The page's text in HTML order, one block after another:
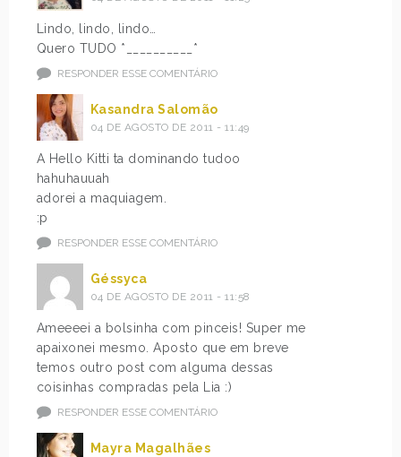
Lindo, lindo, lindo…
Quero TUDO *__________*
RESPONDER ESSE COMENTÁRIO
Kasandra Salomão
04 DE AGOSTO DE 2011 - 11:49
A Hello Kitti ta dominando tudoo
hahuhauuah
adorei a maquiagem.
:p
RESPONDER ESSE COMENTÁRIO
Géssyca
04 DE AGOSTO DE 2011 - 11:58
Ameeeei a bolsinha com pinceis! Super me
apaixonei mesmo. Aposto que em breve
temos outro post com alguma dessas
coisinhas compradas pela Lia :)
RESPONDER ESSE COMENTÁRIO
Mayra Magalhães